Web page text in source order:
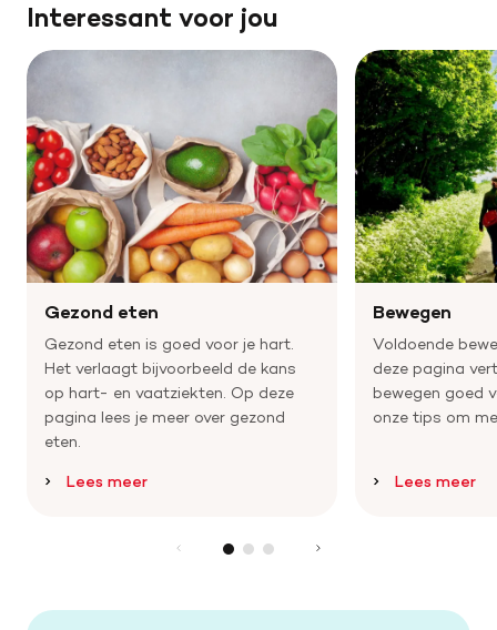
Interessant voor jou
Gezond eten
Gezond eten is goed voor je hart.
Het verlaagt bijvoorbeeld de kans
op hart- en vaatziekten. Op deze
pagina lees je meer over gezond
eten.
Lees meer
Bewegen
Voldoende
deze pagina
bewegen goed
onze tips om
Lees meer